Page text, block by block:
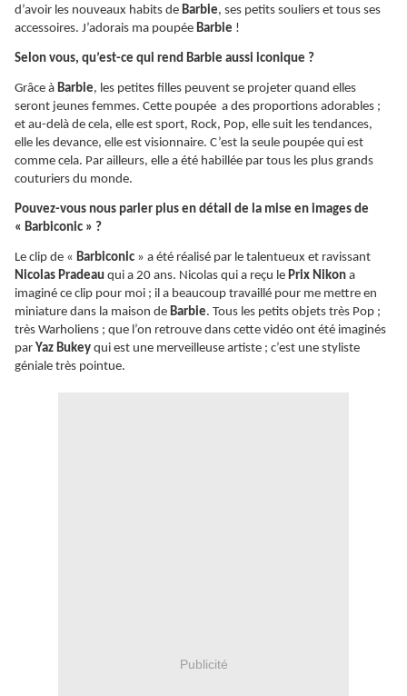
d’avoir les nouveaux habits de Barbie, ses petits souliers et tous ses
accessoires. J’adorais ma poupée Barbie !
Selon vous, qu’est-ce qui rend Barbie aussi iconique ?
Grâce à Barbie, les petites filles peuvent se projeter quand elles
seront jeunes femmes. Cette poupée a des proportions adorables ;
et au-delà de cela, elle est sport, Rock, Pop, elle suit les tendances,
elle les devance, elle est visionnaire. C’est la seule poupée qui est
comme cela. Par ailleurs, elle a été habillée par tous les plus grands
couturiers du monde.
Pouvez-vous nous parler plus en détail de la mise en images de
« Barbiconic » ?
Le clip de « Barbiconic » a été réalisé par le talentueux et ravissant
Nicolas Pradeau qui a 20 ans. Nicolas qui a reçu le Prix Nikon a
imaginé ce clip pour moi ; il a beaucoup travaillé pour me mettre en
miniature dans la maison de Barbie. Tous les petits objets très Pop ;
très Warholiens ; que l’on retrouve dans cette vidéo ont été imaginés
par Yaz Bukey qui est une merveilleuse artiste ; c’est une styliste
géniale très pointue.
Publicité